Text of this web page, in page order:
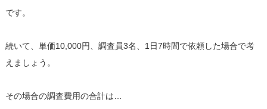
です。
続いて、単価10,000円、調査員3名、1日7時間で依頼した場合で考
えましょう。
その場合の調査費用の合計は…